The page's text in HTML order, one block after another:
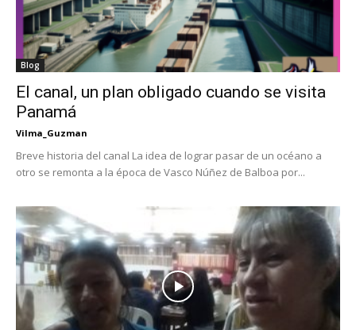
Blog
El canal, un plan obligado cuando se visita
Panamá
Vilma_Guzman
Breve historia del canal La idea de lograr pasar de un océano a
otro se remonta a la época de Vasco Núñez de Balboa por...